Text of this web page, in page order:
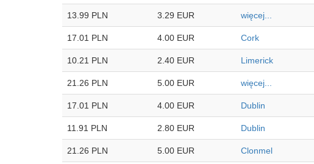
13.99 PLN 3.29 EUR więcej...
17.01 PLN 4.00 EUR Cork
10.21 PLN 2.40 EUR Limerick
21.26 PLN 5.00 EUR więcej...
17.01 PLN 4.00 EUR Dublin
11.91 PLN 2.80 EUR Dublin
21.26 PLN 5.00 EUR Clonmel